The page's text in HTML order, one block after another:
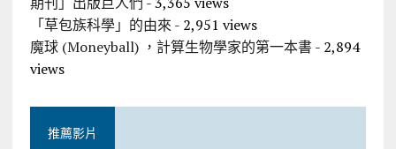
「草包族科學」的由來 - 2,951 views
魔球 (Moneyball) ，計算生物學家的第一本書- 2,894
views
推薦影片